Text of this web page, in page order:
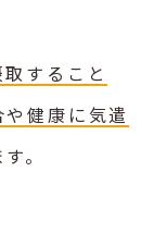
すること
健康に気遣
。